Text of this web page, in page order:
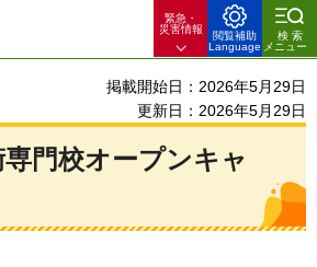
緊急・
災害情報
閲覧補助
Language
検索
メニュー
掲載開始日：2026年5月29日
更新日：2026年5月29日
門校オープンキャ